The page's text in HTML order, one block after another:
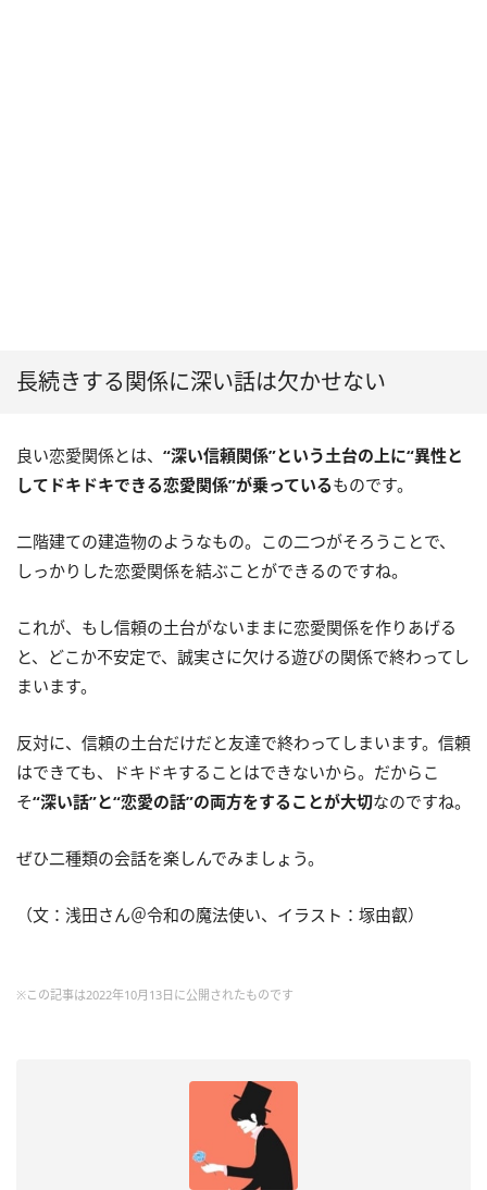
長続きする関係に深い話は欠かせない
良い恋愛関係とは、 “深い信頼関係”という土台の上に“異性と
してドキドキできる恋愛関係”が乗っているものです。
二階建ての建造物のようなもの。この二つがそろうことで、
しっかりした恋愛関係を結ぶことができるのですね。
これが、もし信頼の土台がないままに恋愛関係を作りあげる
と、どこか不安定で、誠実さに欠ける遊びの関係で終わってし
まいます。
反対に、信頼の土台だけだと友達で終わってしまいます。信頼
はできても、ドキドキすることはできないから。だからこ
そ“深い話”と“恋愛の話”の両方をすることが大切なのですね。
ぜひ二種類の会話を楽しんでみましょう。
（文：浅田さん＠令和の魔法使い、イラスト：塚由叡）
※この記事は2022年10月13日に公開されたものです